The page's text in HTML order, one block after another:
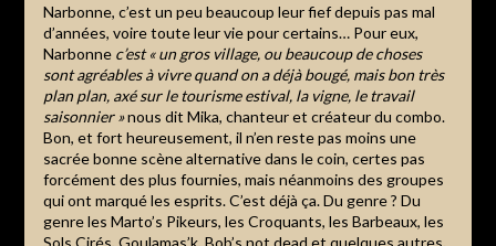
Narbonne, c’est un peu beaucoup leur fief depuis pas mal
d’années, voire toute leur vie pour certains… Pour eux,
Narbonne c’est « un gros village, ou beaucoup de choses
sont agréables à vivre quand on a déjà bougé, mais bon très
plan plan, axé sur le tourisme estival, la vigne, le travail
saisonnier »nous dit Mika, chanteur et créateur du combo.
Bon, et fort heureusement, il n’en reste pas moins une
sacrée bonne scène alternative dans le coin, certes pas
forcément des plus fournies, mais néanmoins des groupes
qui ont marqué les esprits. C’est déjà ça. Du genre ? Du
genre les Marto’s Pikeurs, les Croquants, les Barbeaux, les
Sols Cirés, Goulamas’k, Bob’s not dead et quelques autres.